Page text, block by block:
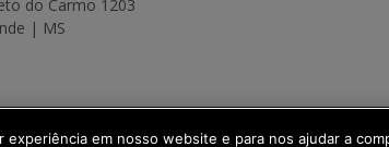
do Carmo 1203
| MS
de Transformação Digital
experiência em nosso website e para nos ajudar a